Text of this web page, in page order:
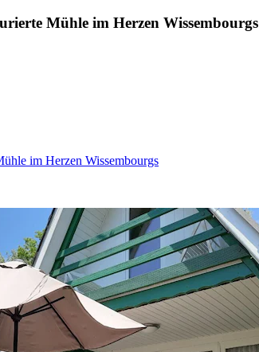
Mühle im Herzen Wissembourgs
im Herzen Wissembourgs